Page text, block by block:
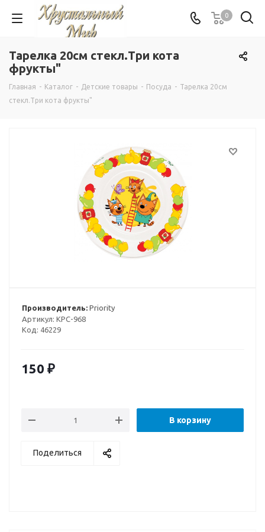
0
Тарелка 20см стекл.Три кота
фрукты"
Главная - Каталог - Детские товары - Посуда - Тарелка 20см
стекл.Три кота фрукты"
Производитель: Priority
Артикул: КРС-968
Код: 46229
150 ₽
В корзину
Поделиться